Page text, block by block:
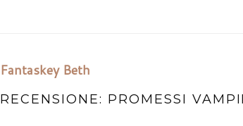
Fantaskey Beth
RECENSIONE: PROMESSI